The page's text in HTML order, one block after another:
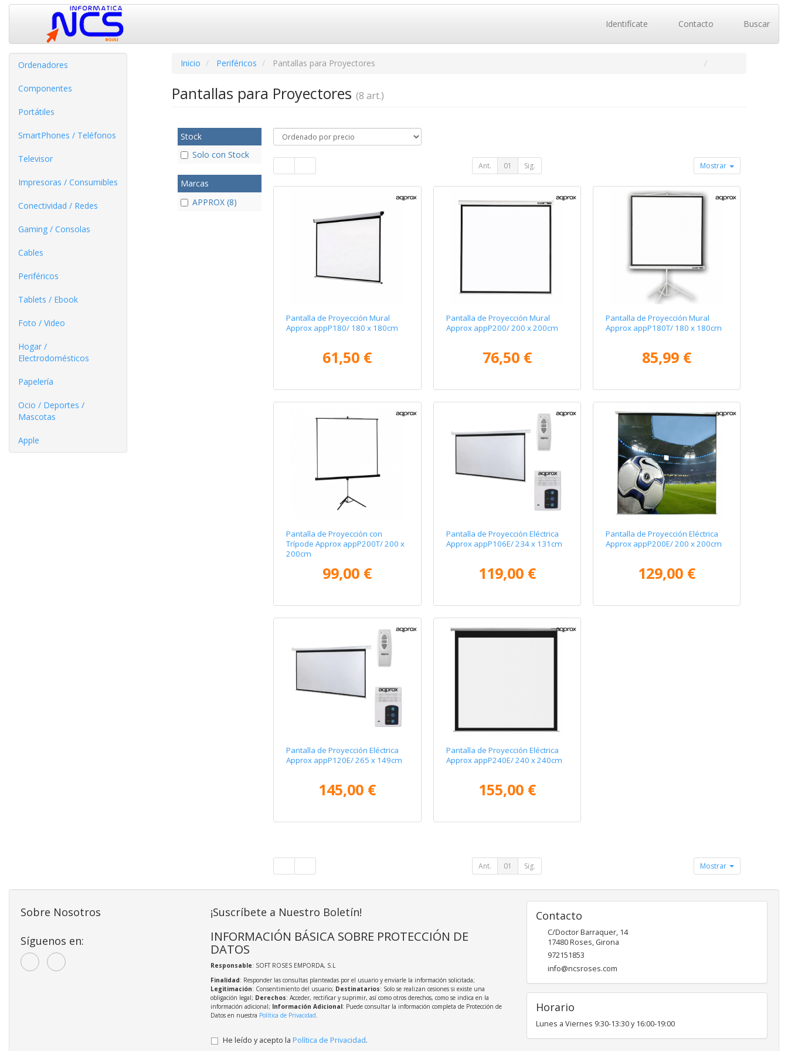
Identifícate Contacto Buscar
Ordenadores
Componentes
Portátiles
SmartPhones / Teléfonos
Televisor
Impresoras / Consumibles
Conectividad / Redes
Gaming / Consolas
Cables
Periféricos
Tablets / Ebook
Foto / Video
Hogar /
Electrodomésticos
Papelería
Ocio / Deportes /
Mascotas
Apple
Inicio Periféricos Pantallas para Proyectores
Pantallas para Proyectores (8 art.)
Stock
Solo con Stock
Marcas
APPROX (8)
Ant. 01 Sig. Mostrar
Pantalla de Proyección Mural
Approx appP180/ 180 x 180cm
61,50 €
Pantalla de Proyección Mural
Approx appP200/ 200 x 200cm
76,50 €
Pantalla de Proyección Mural
Approx appP180T/ 180 x 180cm
85,99 €
Pantalla de Proyección con
Trípode Approx appP200T/ 200 x
200cm
99,00 €
Pantalla de Proyección Eléctrica
Approx appP106E/ 234 x 131cm
119,00 €
Pantalla de Proyección Eléctrica
Approx appP200E/ 200 x 200cm
129,00 €
Pantalla de Proyección Eléctrica
Approx appP120E/ 265 x 149cm
145,00 €
Pantalla de Proyección Eléctrica
Approx appP240E/ 240 x 240cm
155,00 €
Ant. 01 Sig. Mostrar
Sobre Nosotros
Síguenos en:
¡Suscríbete a Nuestro Boletín!
INFORMACIÓN BÁSICA SOBRE PROTECCIÓN DE
DATOS
Responsable: SOFT ROSES EMPORDA, S.L
Finalidad: Responder las consultas planteadas por el usuario y enviarle la información solicitada;
Legitimación: Consentimiento del usuario; Destinatarios: Solo se realizan cesiones si existe una
obligación legal; Derechos: Acceder, rectificar y suprimir, así como otros derechos, como se indica en la
información adicional; Información Adicional: Puede consultar la información completa de Protección de
Datos en nuestra Política de Privacidad
He leído y acepto la Política de Privacidad.
Contacto
C/Doctor Barraquer, 14
17480Roses, Girona
972151853
info@ncsroses.com
Horario
Lunes a Viernes 9:30-13:30 y 16:00-19:00